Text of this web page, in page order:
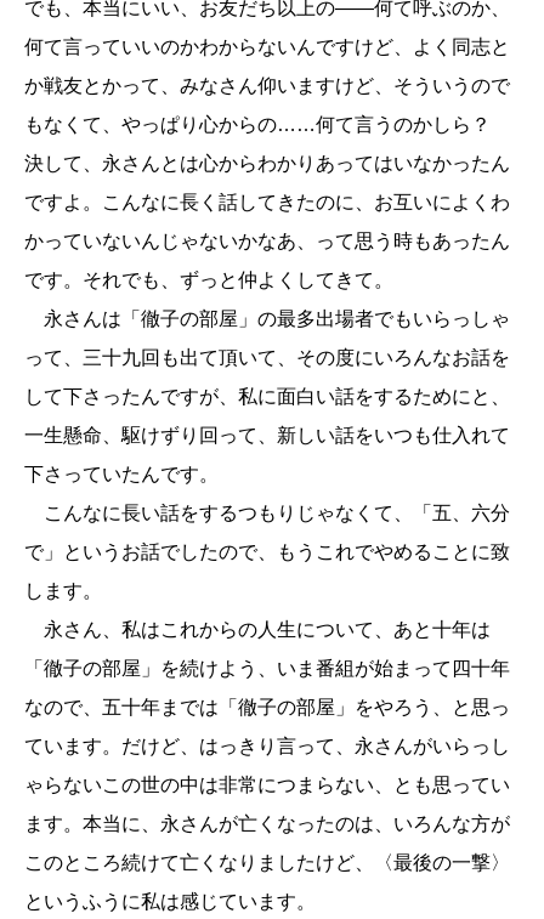
でも、本当にいい、お友だち以上の――何て呼ぶのか、
何て言っていいのかわからないんですけど、よく同志と
か戦友とかって、みなさん仰いますけど、そういうので
もなくて、やっぱり心からの……何て言うのかしら？
決して、永さんとは心からわかりあってはいなかったん
ですよ。こんなに長く話してきたのに、お互いによくわ
かっていないんじゃないかなあ、って思う時もあったん
です。それでも、ずっと仲よくしてきて。
永さんは「徹子の部屋」の最多出場者でもいらっしゃ
って、三十九回も出て頂いて、その度にいろんなお話を
して下さったんですが、私に面白い話をするためにと、
一生懸命、駆けずり回って、新しい話をいつも仕入れて
下さっていたんです。
こんなに長い話をするつもりじゃなくて、「五、六分
で」というお話でしたので、もうこれでやめることに致
します。
永さん、私はこれからの人生について、あと十年は
「徹子の部屋」を続けよう、いま番組が始まって四十年
なので、五十年までは「徹子の部屋」をやろう、と思っ
ています。だけど、はっきり言って、永さんがいらっし
ゃらないこの世の中は非常につまらない、とも思ってい
ます。本当に、永さんが亡くなったのは、いろんな方が
このところ続けて亡くなりましたけど、〈最後の一撃〉
というふうに私は感じています。